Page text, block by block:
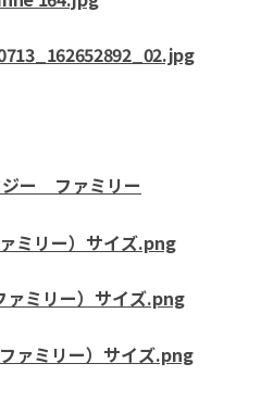
ジー ファミリー